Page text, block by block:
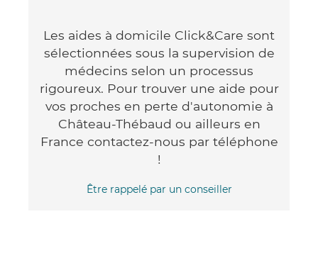
Les aides à domicile Click&Care sont
sélectionnées sous la supervision de
médecins selon un processus
rigoureux. Pour trouver une aide pour
vos proches en perte d'autonomie à
Château-Thébaud ou ailleurs en
France contactez-nous par téléphone
!
Être rappelé par un conseiller